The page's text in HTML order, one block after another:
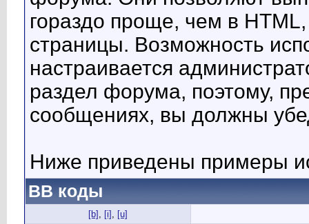
гораздо проще, чем в
страницы. Возможность
настраивается
раздел форума, поэтому,
сообщениях, вы должны
Ниже приведены примеры
BB коды
[b] , [i] , [u]